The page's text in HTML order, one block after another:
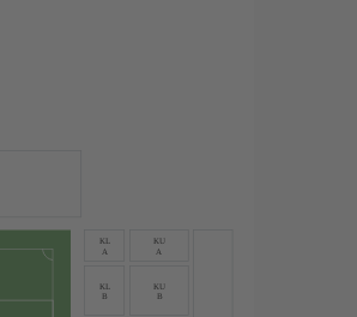
KL
A
KU
A
KL
B
KU
B